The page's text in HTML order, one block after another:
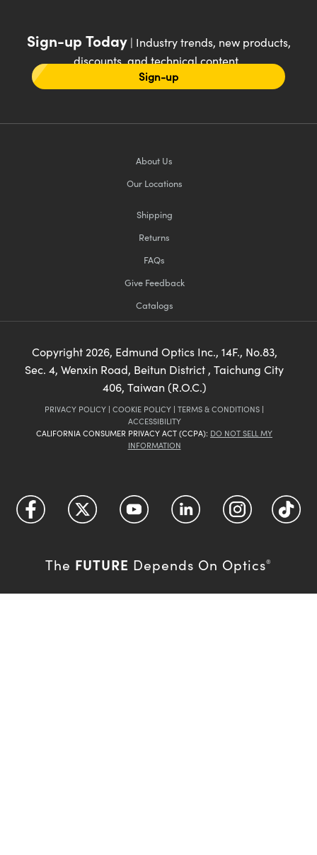
Sign-up Today| Industry trends, new products,
discounts, and technical content
Sign-up
About Us
Our Locations
Shipping
Returns
FAQs
Give Feedback
Catalogs
Copyright2026, Edmund Optics Inc., 14F., No.83,
Sec. 4, Wenxin Road, Beitun District , Taichung City
406, Taiwan (R.O.C.)
PRIVACY POLICY | COOKIE POLICY | TERMS & CONDITIONS |
ACCESSIBILITY
CALIFORNIA CONSUMER PRIVACY ACT (CCPA): DO NOT SELL MY
INFORMATION
The FUTURE Depends On Optics®